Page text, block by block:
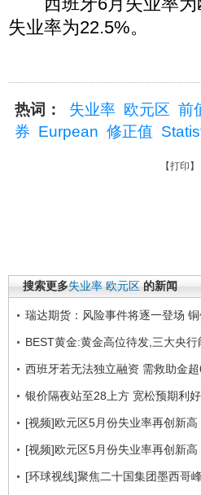
失业率为22.5%。
热词： 失业率 欧元区 前
券 Eurpean 修正值
【打印
搜索更多失业率 欧元区 的新闻
瑞达期货：风险事件将逐一登场
BEST黄金:黄金高位待发,三大央行
西班牙若无法独立融资 需救助金
银价隔夜站至28上方 宽松预期利
[视频]欧元区5月份失业率再创新高
[视频]欧元区5月份失业率再创新高
[环球视线]聚焦二十国集团墨西哥